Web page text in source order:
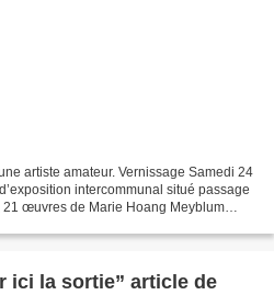
artiste amateur. Vernissage Samedi 24
intercommunal situé passage
21 œuvres de Marie Hoang Meyblum
ici la sortie” article de